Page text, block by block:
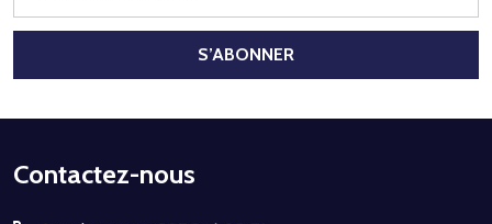
mail
S’ABONNER
Début
Contactez-nous